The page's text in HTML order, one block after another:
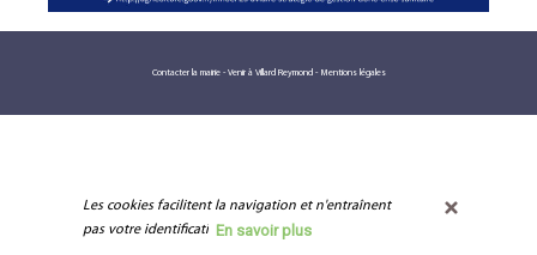
Contacter la mairie- Venir à Villard Reymond - Mentions légales
Les cookies facilitent la navigation et n'entraînent
pas votre identification.En savoir plus